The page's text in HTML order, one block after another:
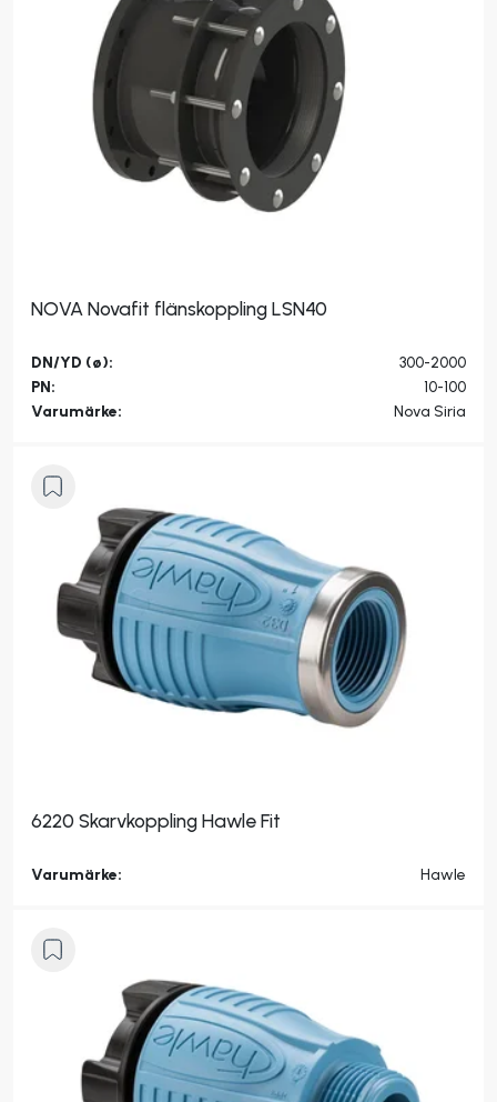
NOVA Novafit flänskoppling LSN40
DN/YD (ø):
300-2000
PN:
10-100
Varumärke:
Nova Siria
6220 Skarvkoppling Hawle Fit
Varumärke: Hawle